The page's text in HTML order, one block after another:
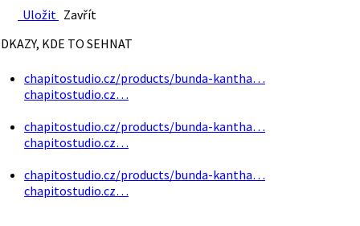
Uložit Zavřít
KDE TO SEHNAT
chapitostudio.cz/products/bunda-kantha…
chapitostudio.cz…
chapitostudio.cz/products/bunda-kantha…
chapitostudio.cz…
chapitostudio.cz/products/bunda-kantha…
chapitostudio.cz…